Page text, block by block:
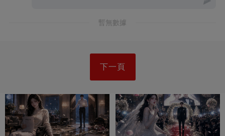
暫無數據
下一頁